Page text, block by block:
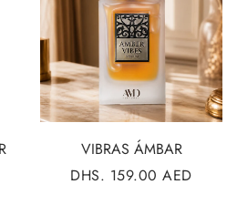
VIBRAS ÁMBAR
PRECIO
DHS. 159.00 AED